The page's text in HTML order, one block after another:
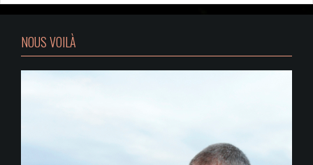
NOUS VOILÀ